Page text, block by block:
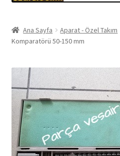
Ana Sayfa Aparat - Özel Takım
Komparatörü 50-150 mm